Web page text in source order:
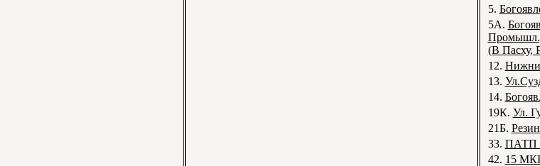
5.
5А.
(В Пасху,
12.
13.
14.
19К. Ул.
21Б.
33. ПАТП
42. 15